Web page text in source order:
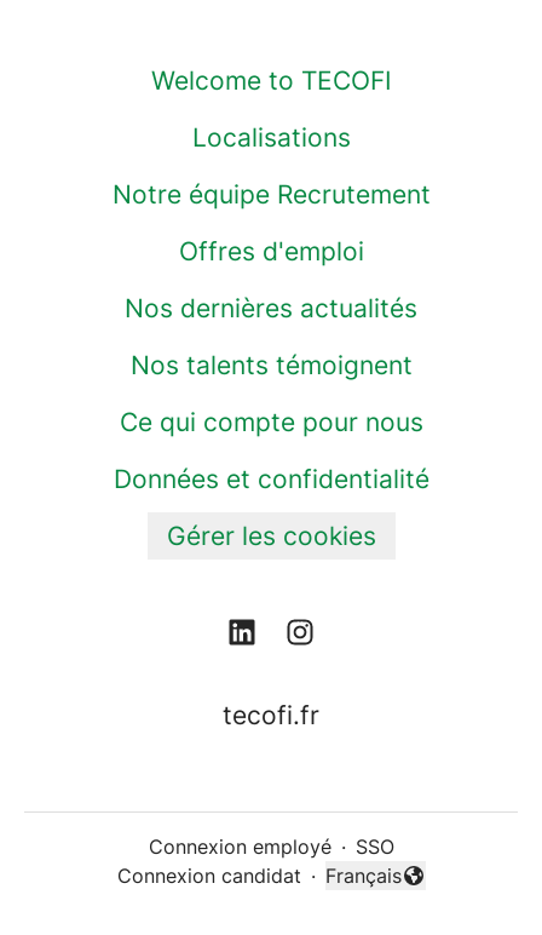
Welcome to TECOFI
Localisations
Notre équipe Recrutement
Offres d'emploi
Nos dernières actualités
Nos talents témoignent
Ce qui compte pour nous
Données et confidentialité
Gérer les cookies
tecofi.fr
Connexion employé · SSO
Connexion candidat ·
Changer la langue
Français